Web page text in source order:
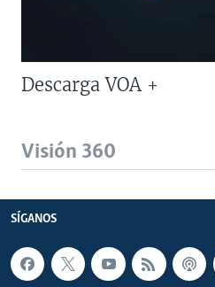
Descarga VOA +
Visión 360
SÍGANOS